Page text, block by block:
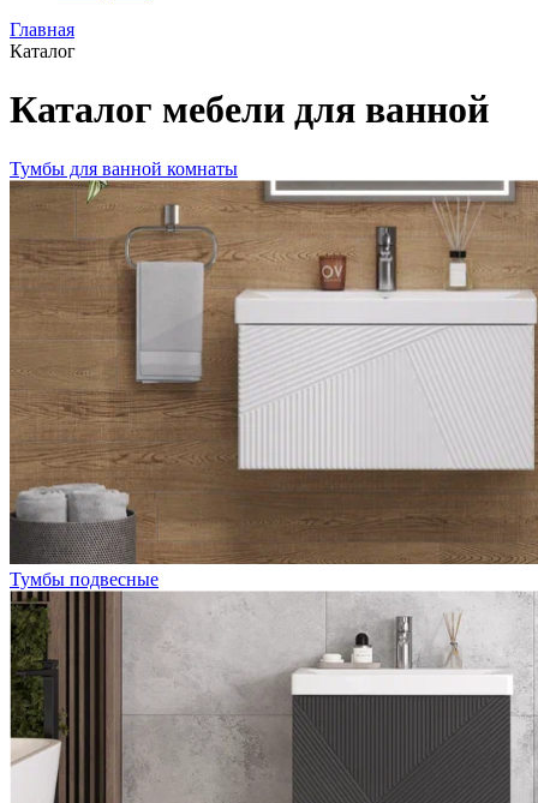
Главная
Каталог
Каталог мебели для ванной
Тумбы для ванной комнаты
Тумбы подвесные